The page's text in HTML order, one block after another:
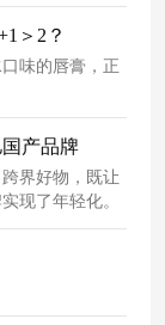
＞2？
味的唇膏，正
产品牌
界好物，既让
现了年轻化。